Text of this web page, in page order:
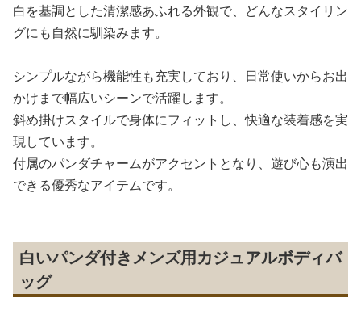
白を基調とした清潔感あふれる外観で、どんなスタイリン
グにも自然に馴染みます。
シンプルながら機能性も充実しており、日常使いからお出
かけまで幅広いシーンで活躍します。
斜め掛けスタイルで身体にフィットし、快適な装着感を実
現しています。
付属のパンダチャームがアクセントとなり、遊び心も演出
できる優秀なアイテムです。
白いパンダ付きメンズ用カジュアルボディバ
ッグ